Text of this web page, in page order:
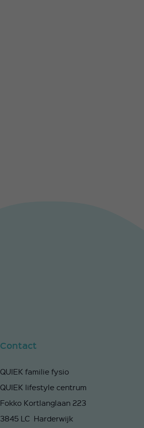
Contact
QUIEK familie fysio
QUIEK lifestyle centrum
Fokko Kortlanglaan 223
3845 LC Harderwijk